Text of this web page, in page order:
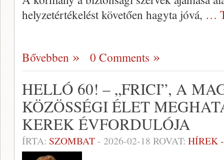
helyzetértékelést követően hagyta jóvá, …
Bővebben 0 Comments
HELLÓ 60! – „FRICI”, A
KÖZÖSSÉGI ÉLET
KEREK ÉVFORDULÓJA
ÍRTA: SZOMBAT- 2026-02-18 ROVAT: HÍREK